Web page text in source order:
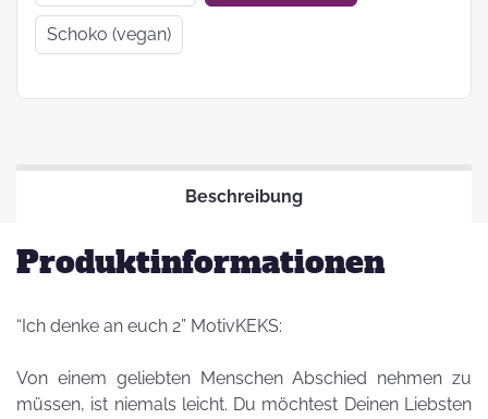
Schoko (vegan)
Beschreibung
Produktinformationen
“Ich denke an euch 2” MotivKEKS:
Von einem geliebten Menschen Abschied nehmen zu
müssen, ist niemals leicht. Du möchtest Deinen Liebsten